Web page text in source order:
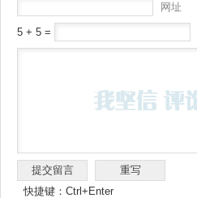
网址
5 + 5 =
快捷键：Ctrl+Enter